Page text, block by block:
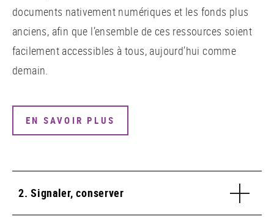
documents nativement numériques et les fonds plus
anciens, afin que l’ensemble de ces ressources soient
facilement accessibles à tous, aujourd’hui comme
demain.
EN SAVOIR PLUS
2. Signaler, conserver